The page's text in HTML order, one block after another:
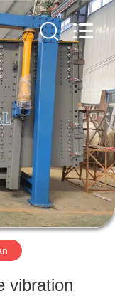
vibration